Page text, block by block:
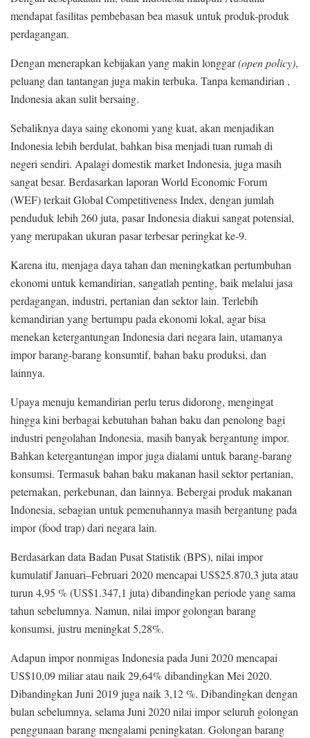
mendapat fasilitas pembebasan bea masuk untuk produk-produk
perdagangan.
Dengan menerapkan kebijakan yang makin longgar(open policy),
peluang dan tantangan juga makin terbuka. Tanpa kemandirian ,
Indonesia akan sulit bersaing.
Sebaliknya daya saing ekonomi yang kuat, akan menjadikan
Indonesia lebih berdulat, bahkan bisa menjadi tuan rumah di
negeri sendiri. Apalagi domestik market Indonesia, juga masih
sangat besar. Berdasarkan laporan World Economic Forum
(WEF) terkait Global Competitiveness Index, dengan jumlah
penduduk lebih 260 juta, pasar Indonesia diakui sangat potensial,
yang merupakan ukuran pasar terbesar peringkat ke-9.
Karena itu, menjaga daya tahan dan meningkatkan pertumbuhan
ekonomi untuk kemandirian, sangatlah penting, baik melalui jasa
perdagangan, industri, pertanian dan sektor lain. Terlebih
kemandirian yang bertumpu pada ekonomi lokal, agar bisa
menekan ketergantungan Indonesia dari negara lain, utamanya
impor barang-barang konsumtif, bahan baku produksi, dan
lainnya.
Upaya menuju kemandirian perlu terus didorong, mengingat
hingga kini berbagai kebutuhan bahan baku dan penolong bagi
industri pengolahan Indonesia, masih banyak bergantung impor.
Bahkan ketergantungan impor juga dialami untuk barang-barang
konsumsi. Termasuk bahan baku makanan hasil sektor pertanian,
peternakan, perkebunan, dan lainnya. Bebergai produk makanan
Indonesia, sebagian untuk pemenuhannya masih bergantung pada
impor (food trap) dari negara lain.
Berdasarkan data Badan Pusat Statistik (BPS), nilai impor
kumulatif Januari–Februari 2020 mencapai US$25.870,3 juta atau
turun 4,95 % (US$1.347,1 juta) dibandingkan periode yang sama
tahun sebelumnya. Namun, nilai impor golongan barang
konsumsi, justru meningkat 5,28%.
Adapun impor nonmigas Indonesia pada Juni 2020 mencapai
US$10,09 miliar atau naik 29,64% dibandingkan Mei 2020.
Dibandingkan Juni 2019 juga naik 3,12 %. Dibandingkan dengan
bulan sebelumnya, selama Juni 2020 nilai impor seluruh golongan
penggunaan barang mengalami peningkatan. Golongan barang